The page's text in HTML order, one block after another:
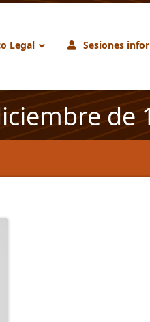
Legal Sesiones
de